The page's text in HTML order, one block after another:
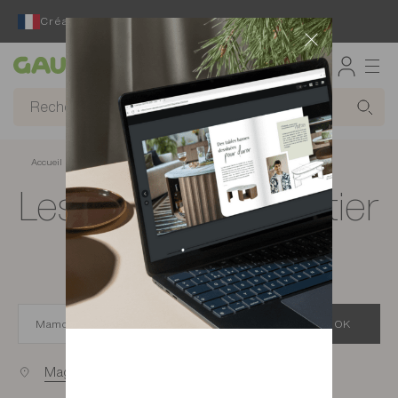
Créateur et fabricant français depuis 65 ans
Gautier
Accueil Magasins de meubles à Mamoudzou
Les magasins Gautier
à Mamoudzou
OK
Magasins proches de vous